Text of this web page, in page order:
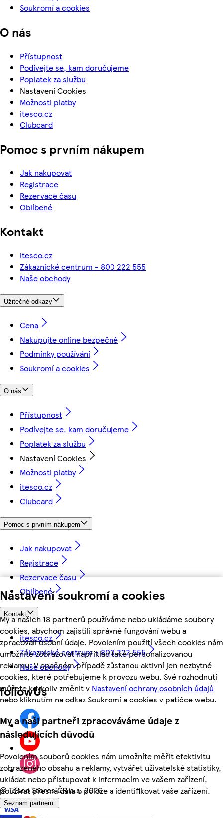
Nastavení soukromí a cookies
My a našich 18 partnerů používáme nebo ukládáme soubory
cookies, abychom zajistili správné fungování webu a
zpracovali osobní údaje. Povolením použití všech cookies nám
umožníte zobrazovat například také personalizovanou
reklamu. V opačném případě zůstanou aktivní jen nezbytné
cookies, které potřebujeme k provozu webu. Své rozhodnutí
můžete kdykoliv změnit v Nastavení ochrany osobních údajů
nebo kliknutím na odkaz Soukromí a cookies v patičce webu.
My a naši partneři zpracováváme údaje z
následujících důvodů
Povolením souborů cookies nám umožníte měřit efektivitu
zobrazeného obsahu a reklamy, vytvářet uživatelské statistiky,
ukládat nebo přistupovat k informacím ve vašem zařízení,
používat přesná data o poloze a identifikovat vaše zařízení.
Seznam partnerů.
Soukromí a cookies
O nás
Přístupnost
Podívejte se, kam doručujeme
Poplatek za službu
Nastavení Cookies
Možnosti platby
itesco.cz
Clubcard
Pomoc s prvním nákupem
Jak nakupovat
Registrace
Rezervace času
Oblíbené
Kontakt
itesco.cz
Zákaznické centrum - 800 222 555
Naše obchody
Užitečné odkazy
Cena
Nakupujte online bezpečně
Podmínky používání
Soukromí a cookies
O nás
Přístupnost
Podívejte se, kam doručujeme
Poplatek za službu
Nastavení Cookies
Možnosti platby
itesco.cz
Clubcard
Pomoc s prvním nákupem
Jak nakupovat
Registrace
Rezervace času
Oblíbené
Kontakt
itesco.cz
Zákaznické centrum - 800 222 555
Naše obchody
followUs
©Tesco Stores ČR a.s. 2026